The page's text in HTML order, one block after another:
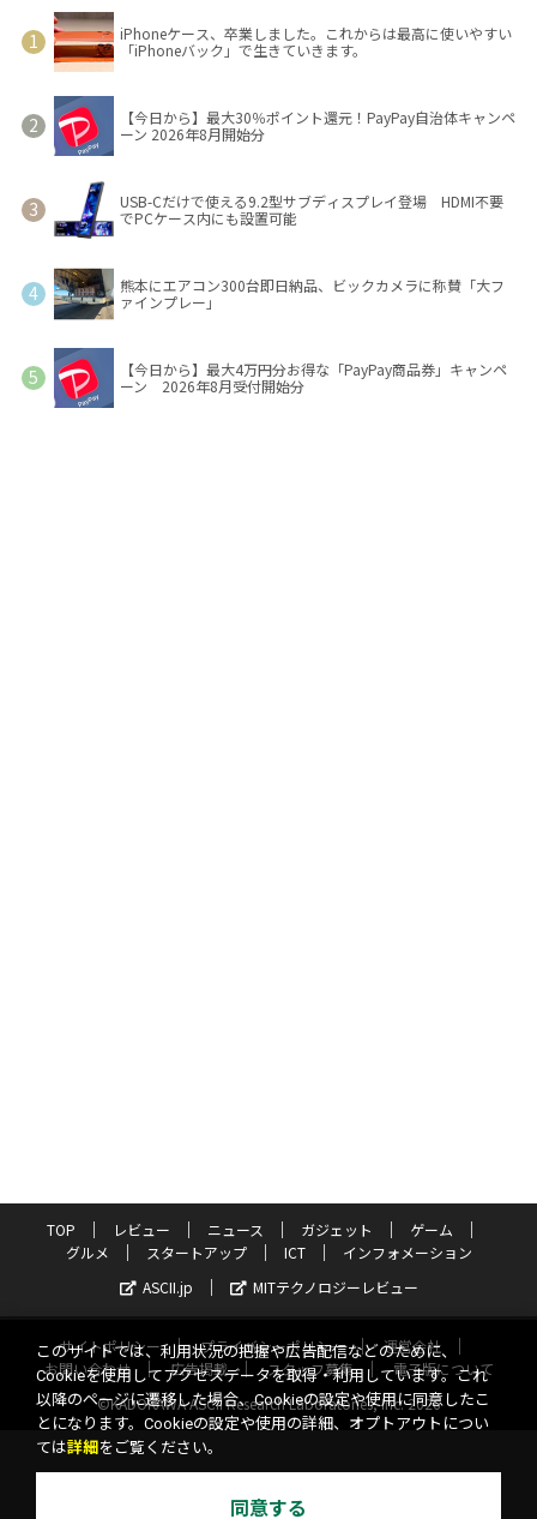
iPhoneケース、卒業しました。これからは最高に使いやすい
「iPhoneバック」で生きていきます。
【今日から】最大30％ポイント還元！PayPay自治体キャンペ
ーン 2026年8月開始分
USB-Cだけで使える9.2型サブディスプレイ登場 HDMI不要
でPCケース内にも設置可能
熊本にエアコン300台即日納品、ビックカメラに称賛「大フ
ァインプレー」
【今日から】最大4万円分お得な「PayPay商品券」キャンペ
ーン 2026年8月受付開始分
TOP レビュー ニュース ガジェット
ゲーム
グルメ
スタートアップ ICT
インフォメーション
ASCII.jp
MITテクノロジーレビュー
サイトポリシー プライバシーポリシー
運営会社
お問い合わせ
広告掲載 スタッフ募集
電子版について
©KADOKAWA ASCII Research Laboratories, Inc. 2026
このサイトでは、利用状況の把握や広告配信などのために、
Cookieを使用してアクセスデータを取得・利用しています。これ
以降のページに遷移した場合、Cookieの設定や使用に同意したこ
とになります。Cookieの設定や使用の詳細、オプトアウトについ
ては詳細 をご覧ください。
同意する